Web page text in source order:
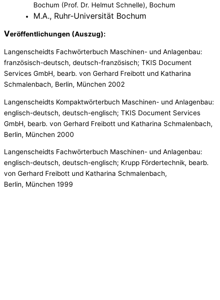
Bochum (Prof. Dr. Helmut Schnelle), Bochum
M.A., Ruhr-Universität Bochum
Veröffentlichungen (Auszug):
Langenscheidts Fachwörterbuch Maschinen- und Anlagenbau:
französisch-deutsch, deutsch-französisch; TKIS Document
Services GmbH, bearb. von Gerhard Freibott und Katharina
Schmalenbach, Berlin, München 2002
Langenscheidts Kompaktwörterbuch Maschinen- und Anlagenbau:
englisch-deutsch, deutsch-englisch; TKIS Document Services
GmbH, bearb. von Gerhard Freibott und Katharina Schmalenbach,
Berlin, München 2000
Langenscheidts Fachwörterbuch Maschinen- und Anlagenbau:
englisch-deutsch, deutsch-englisch; Krupp Fördertechnik, bearb.
von Gerhard Freibott und Katharina Schmalenbach,
Berlin, München 1999